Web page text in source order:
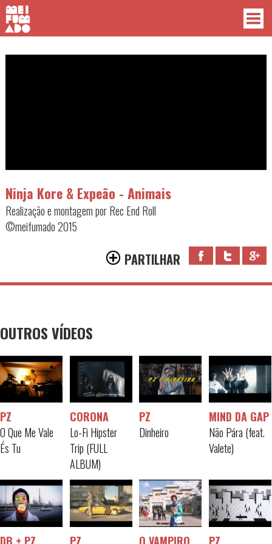
Ninja Kore & Expeão - Animais
Realização e montagem por Rec End Roll
©meifumado 2015
PARTILHAR
OUTROS VÍDEOS
PZ
O Que Me Vale
És Tu
CORONA
Lo-Fi Hipster
Trip (FULL
ALBUM)
PZ
Dinheiro
MIND DA GAP
Não Pára (feat.
Valete)
DB + PZ PZ O VAMPIRO PZ